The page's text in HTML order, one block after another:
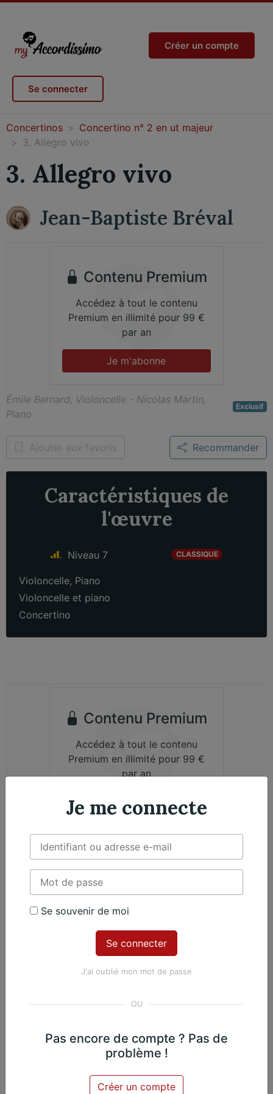
Créer un compte
Se connecter
Concertinos
Concertino n° 2 en ut majeur
3. Allegro vivo
3. Allegro vivo
Jean-Baptiste Bréval
Contenu Premium
Accédez à tout le contenu
Premium en illimité pour 99 €
par an
Je m'abonne
Émile Bernard, Violoncelle - Nicolas Martin,
Piano
Exclusif
Ajouter aux favoris Recommander
Caractéristiques de
l'œuvre
Niveau 7 CLASSIQUE
Violoncelle, Piano
Violoncelle et piano
Concertino
Contenu Premium
Accédez à tout le contenu
Premium en illimité pour 99 €
par an
Je m'abonne
Émile Bernard, Violoncelle - Nicolas Martin,
Contenu Premium
Premium en illimité pour 99 €
Émile Bernard, Violoncelle - Nicolas Martin,
Je me connecte
Se souvenir de moi
J'ai oublié mon mot de passe
Pas encore de compte ? Pas de
problème !
Créer un compte